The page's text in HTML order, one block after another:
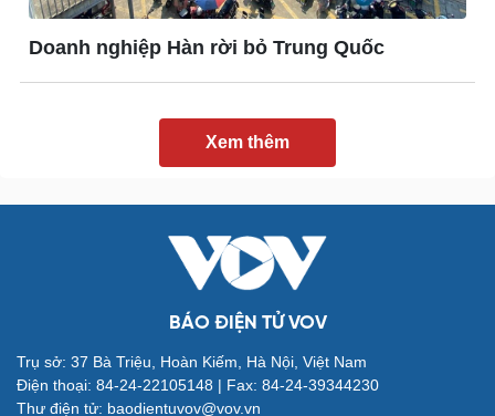
Quân sự - Quốc phòng
Việt Nam
Phân tích
Doanh nghiệp Hàn rời bỏ Trung Quốc
Xem thêm
BÁO ĐIỆN TỬ VOV
Trụ sở: 37 Bà Triệu, Hoàn Kiếm, Hà Nội, Việt Nam
Điện thoại: 84-24-22105148 | Fax: 84-24-39344230
Thư điện tử: baodientuvov@vov.vn